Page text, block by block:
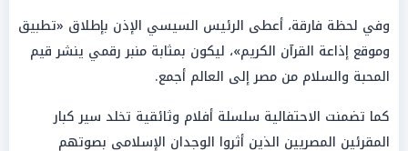
وفي لحظة فارقة، أعطى الرئيس السيسي الإذن بإطلاق «تطبيق
وموقع إذاعة القرآن الكريم»، ليكون بمثابة منبر رقمي ينشر قيم
المحبة والسلام من مصر إلى العالم أجمع.
كما تضمنت الاحتفالية سلسلة أفلام وثائقية تخلد سير كبار
المقرئين المصريين الذين أثروا الوجدان الإسلامي بصوتهم